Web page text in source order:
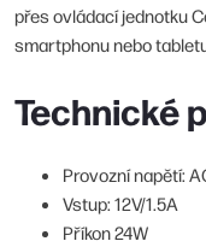
přes ovládací jednotku
smartphonu nebo
Technické
Provozní napětí:
Vstup: 12V/1.5A
Příkon 24W